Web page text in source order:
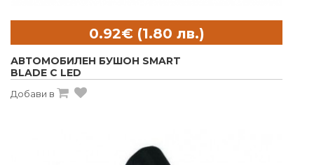
АВТОМОБИЛЕН БУШОН SMART
BLADE С LED
Добави в